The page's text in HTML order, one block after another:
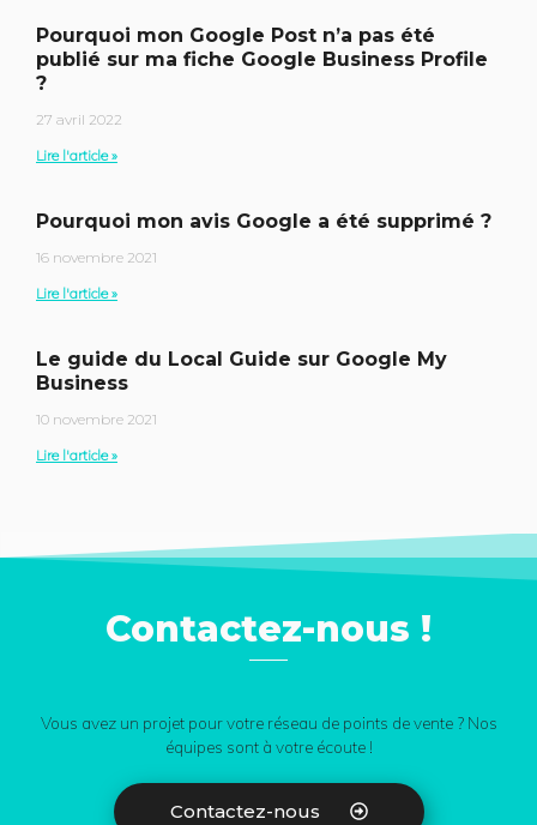
Pourquoi mon Google Post n’a pas été
publié sur ma fiche Google Business Profile
?
27 avril 2022
Lire l'article »
Pourquoi mon avis Google a été supprimé ?
16 novembre 2021
Lire l'article »
Le guide du Local Guide sur Google My
Business
10 novembre 2021
Lire l'article »
Contactez-nous !
Vous avez un projet pour votre réseau de points de vente ? Nos
équipes sont à votre écoute !
Contactez-nous